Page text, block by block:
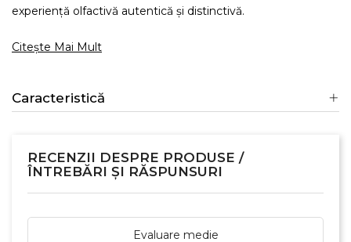
experiență olfactivă autentică și distinctivă.
Citește Mai Mult
Caracteristică
RECENZII DESPRE PRODUSE /
ÎNTREBĂRI ȘI RĂSPUNSURI
Evaluare medie